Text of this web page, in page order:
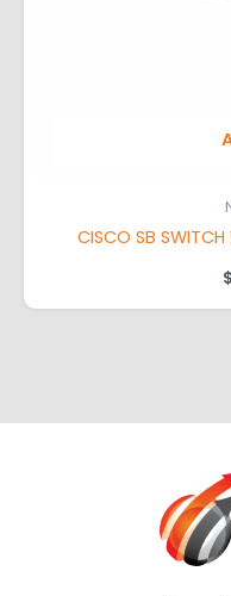
CISCO SB SWITCH
$